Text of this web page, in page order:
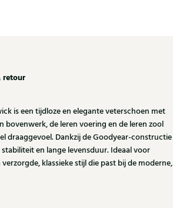
retour
is een tijdloze en elegante veterschoen met
bovenwerk, de leren voering en de leren zool
draaggevoel. Dankzij de Goodyear-constructie
en lange levensduur. Ideaal voor
klassieke stijl die past bij de moderne,